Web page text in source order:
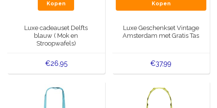
Kopen
Luxe cadeauset Delfts
blauw ( Mok en
Stroopwafels)
€26,95
Kopen
Luxe Geschenkset Vintage
Amsterdam met Gratis Tas
€37,99